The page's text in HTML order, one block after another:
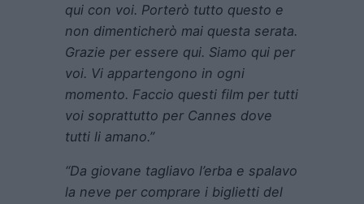
qui con voi. Porterò tutto questo e
non dimenticherò mai questa serata.
Grazie per essere qui. Siamo qui per
voi. Vi appartengono in ogni
momento. Faccio questi film per tutti
voi soprattutto per Cannes dove
tutti li amano.”
“Da giovane tagliavo l’erba e spalavo
la neve per comprare i biglietti del